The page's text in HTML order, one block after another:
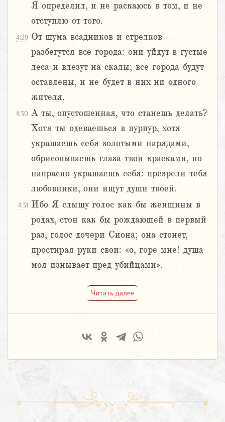
Я определил, и не раскаюсь в том, и не
отступлю от того.
4:29 От шума всадников и стрелков
разбегутся все города: они уйдут в густые
леса и влезут на скалы; все города будут
оставлены, и не будет в них ни одного
жителя.
4:30 А ты, опустошенная, что станешь делать?
Хотя ты одеваешься в пурпур, хотя
украшаешь себя золотыми нарядами,
обрисовываешь глаза твои красками, но
напрасно украшаешь себя: презрели тебя
любовники, они ищут души твоей.
4:31 Ибо Я слышу голос как бы женщины в
родах, стон как бы рождающей в первый
раз, голос дочери Сиона; она стонет,
простирая руки свои: «о, горе мне! душа
моя изнывает пред убийцами».
Читать далее